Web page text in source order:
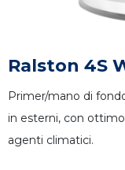
Ralston 4S
Primer/mano di
in esterni, con
agenti climatici.